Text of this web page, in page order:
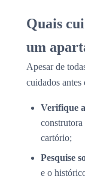
Quais
um
Apesar de
cuidados antes
Verifique
construtora
cartório;
Pesquise
e o